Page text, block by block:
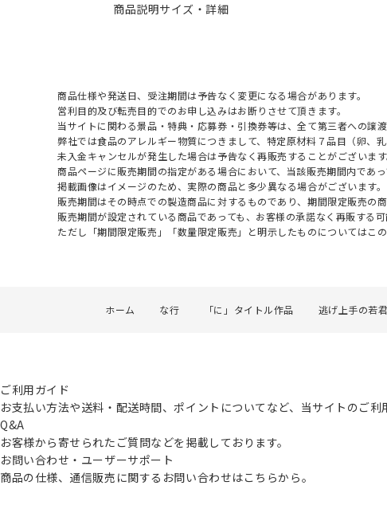
商品説明サイズ・詳細
商品仕様や発送日、受注期間は予告なく変更になる場合があります。
営利目的及び転売目的でのお申し込みはお断りさせて頂きます。
当サイトに関わる景品・特典・応募券・引換券等は、全て第三者への譲
弊社では食品のアレルギー物質につきまして、特定原材料７品目（卵、
未入金キャンセルが発生した場合は予告なく再販売することがございま
商品ページに販売期間の指定がある場合において、当該販売期間内であ
掲載画像はイメージのため、実際の商品と多少異なる場合がございます。
販売期間はその時点での製造商品に対するものであり、期間限定販売の
販売期間が設定されている商品であっても、お客様の承諾なく再販する
ただし「期間限定販売」「数量限定販売」と明示したものについてはこの
ホーム な行 「に」タイトル作品 逃げ上手の若君
ご利用ガイド
お支払い方法や送料・配送時間、ポイントについてなど、当サイトのご利
Q&A
お客様から寄せられたご質問などを掲載しております。
お問い合わせ・ユーザーサポート
商品の仕様、通信販売に関するお問い合わせはこちらから。